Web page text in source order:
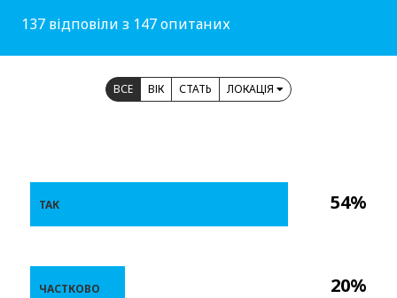
137 відповіли з 147 опитаних
ВСЕ ВІК СТАТЬ ЛОКАЦІЯ
54%
20%
ТАК
ЧАСТКОВО